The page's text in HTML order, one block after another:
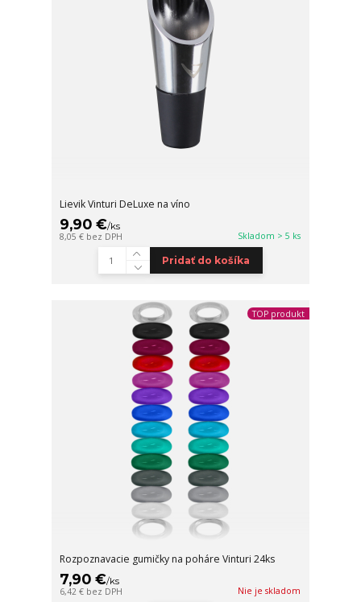
Lievik Vinturi DeLuxe na víno
9,90 €/ks
8,05 € bez DPH Skladom > 5 ks
Pridať do košíka
TOP produkt
Rozpoznavacie gumičky na poháre Vinturi 24ks
7,90 €/ks
6,42 € bez DPH Nie je skladom